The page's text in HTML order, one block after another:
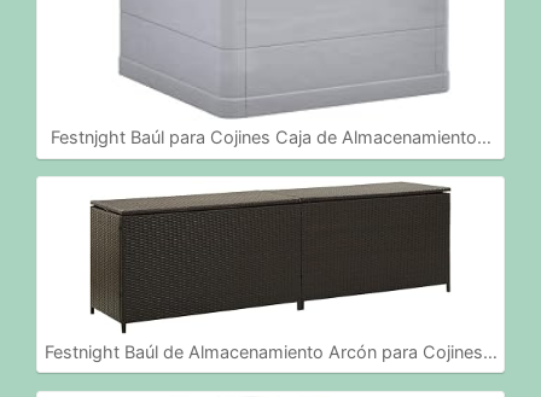
Festnjght Baúl para Cojines Caja de Almacenamiento…
Festnight Baúl de Almacenamiento Arcón para Cojines…